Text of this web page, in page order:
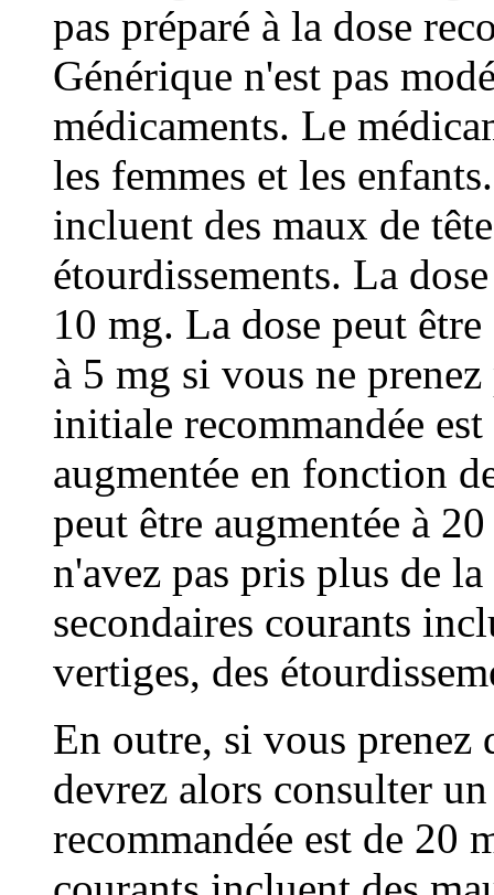
pas préparé à la dose
Générique n'est pas
médicaments. Le
les femmes et les
incluent des maux de
étourdissements. La
10 mg. La dose peut
à 5 mg si vous ne
initiale recommandée
augmentée en fonction
peut être augmentée à
n'avez pas pris plus de
secondaires courants
vertiges, des
En outre, si vous prenez
devrez alors consulter
recommandée est de 20